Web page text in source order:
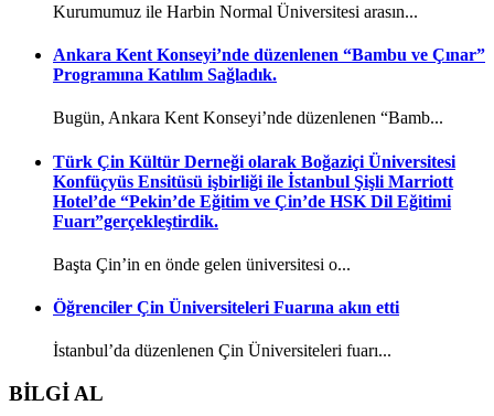
Kurumumuz ile Harbin Normal Üniversitesi arasın...
Ankara Kent Konseyi’nde düzenlenen “Bambu ve Çınar”
Programına Katılım Sağladık.
Bugün, Ankara Kent Konseyi’nde düzenlenen “Bamb...
Türk Çin Kültür Derneği olarak Boğaziçi Üniversitesi
Konfüçyüs Ensitüsü işbirliği ile İstanbul Şişli Marriott
Hotel’de “Pekin’de Eğitim ve Çin’de HSK Dil Eğitimi
Fuarı”gerçekleştirdik.
Başta Çin’in en önde gelen üniversitesi o...
Öğrenciler Çin Üniversiteleri Fuarına akın etti
İstanbul’da düzenlenen Çin Üniversiteleri fuarı...
BİLGİ AL